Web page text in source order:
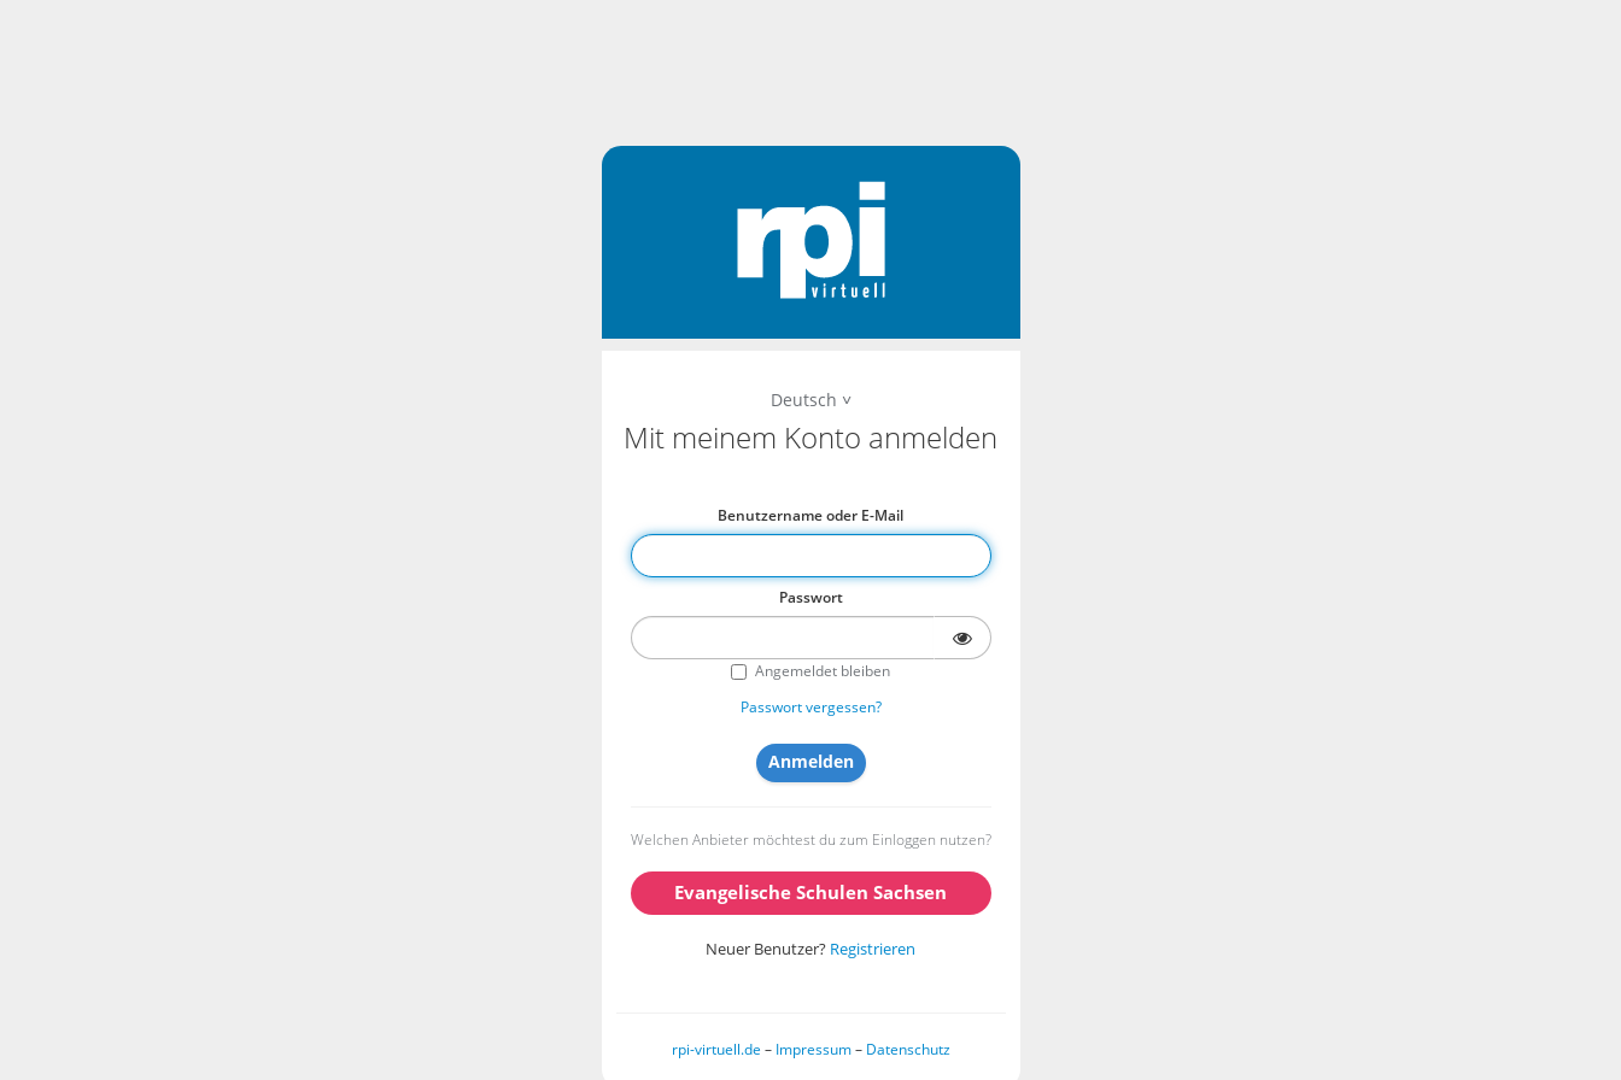
Deutsch
Mit meinem Konto anmelden
Benutzername oder E-Mail
Passwort
Angemeldet bleiben
Passwort vergessen?
Welchen Anbieter möchtest du zum Einloggen nutzen?
Evangelische Schulen Sachsen
Neuer Benutzer? Registrieren
rpi-virtuell.de – Impressum – Datenschutz